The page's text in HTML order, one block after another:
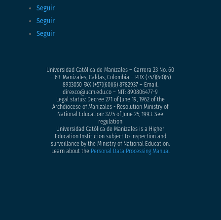
Seguir
Seguir
Seguir
Universidad Católica de Manizales – Carrera 23 No. 60
– 63. Manizales, Caldas, Colombia – PBX (+57)(60)(6)
8933050FAX (+57)(60)(6) 8782937 – Email.
direxco@ucm.edu.co – NIT: 890806477-9
Legal status: Decree 271 of June 19, 1962 of the
Archdiocese of Manizales - Resolution Ministry of
National Education: 3275 of June 25, 1993. See
regulation
Universidad Católica de Manizales is a Higher
Education Institution subject to inspection and
surveillance by the Ministry of National Education.
Learn about the Personal Data Processing Manual